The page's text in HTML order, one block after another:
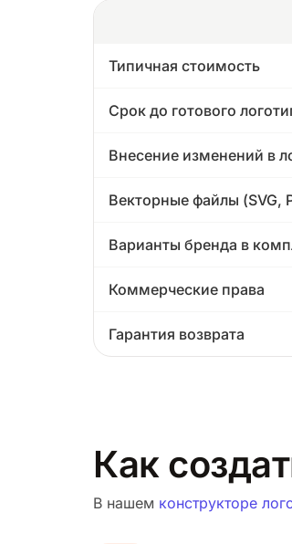
Типичная стоимость
Срок до готового
Внесение изменений в
Векторные файлы (SVG,
Варианты бренда в
Коммерческие права
Гарантия возврата
Как
В нашем конструкторе